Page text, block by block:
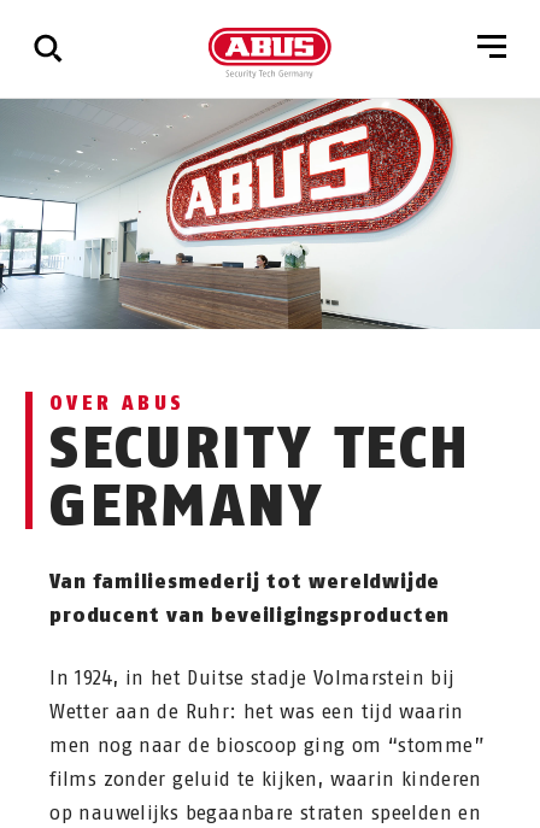
Geef
alle
resultaten
weer
OVER ABUS
SECURITY TECH
GERMANY
Van familiesmederij tot wereldwijde
producent van beveiligingsproducten
In 1924, in het Duitse stadje Volmarstein bij
Wetter aan de Ruhr: het was een tijd waarin
men nog naar de bioscoop ging om “stomme”
films zonder geluid te kijken, waarin kinderen
op nauwelijks begaanbare straten speelden en